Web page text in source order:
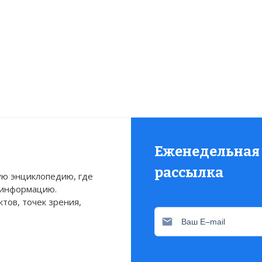
энциклопедию, где
точек зрения,
Еженедельная
рассылка